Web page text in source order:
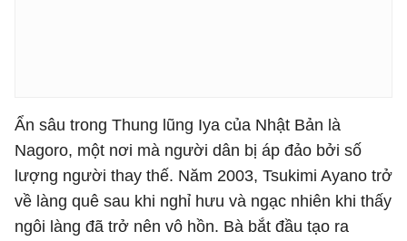
Ẩn sâu trong Thung lũng Iya của Nhật Bản là
Nagoro, một nơi mà người dân bị áp đảo bởi số
lượng người thay thế. Năm 2003, Tsukimi Ayano trở
về làng quê sau khi nghỉ hưu và ngạc nhiên khi thấy
ngôi làng đã trở nên vô hồn. Bà bắt đầu tạo ra